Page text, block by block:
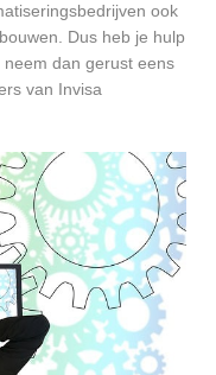
ook
Dus heb je hulp
dan gerust eens
van Invisa